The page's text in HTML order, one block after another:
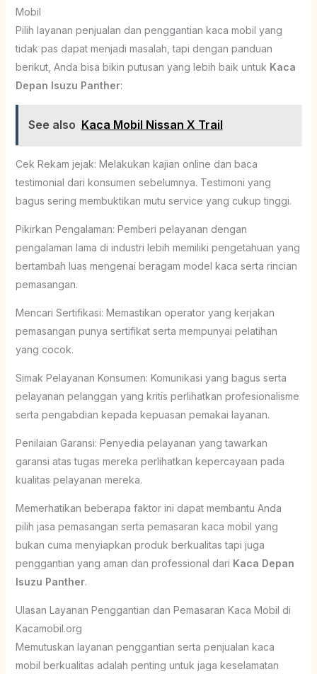
Mobil
Pilih layanan penjualan dan penggantian kaca mobil yang
tidak pas dapat menjadi masalah, tapi dengan panduan
berikut, Anda bisa bikin putusan yang lebih baik untuk Kaca
Depan Isuzu Panther:
See also Kaca Mobil Nissan X Trail
Cek Rekam jejak: Melakukan kajian online dan baca
testimonial dari konsumen sebelumnya. Testimoni yang
bagus sering membuktikan mutu service yang cukup tinggi.
Pikirkan Pengalaman: Pemberi pelayanan dengan
pengalaman lama di industri lebih memiliki pengetahuan yang
bertambah luas mengenai beragam model kaca serta rincian
pemasangan.
Mencari Sertifikasi: Memastikan operator yang kerjakan
pemasangan punya sertifikat serta mempunyai pelatihan
yang cocok.
Simak Pelayanan Konsumen: Komunikasi yang bagus serta
pelayanan pelanggan yang kritis perlihatkan profesionalisme
serta pengabdian kepada kepuasan pemakai layanan.
Penilaian Garansi: Penyedia pelayanan yang tawarkan
garansi atas tugas mereka perlihatkan kepercayaan pada
kualitas pelayanan mereka.
Memerhatikan beberapa faktor ini dapat membantu Anda
pilih jasa pemasangan serta pemasaran kaca mobil yang
bukan cuma menyiapkan produk berkualitas tapi juga
penggantian yang aman dan professional dari Kaca Depan
Isuzu Panther.
Ulasan Layanan Penggantian dan Pemasaran Kaca Mobil di
Kacamobil.org
Memutuskan layanan penggantian serta penjualan kaca
mobil berkualitas adalah penting untuk jaga keselamatan